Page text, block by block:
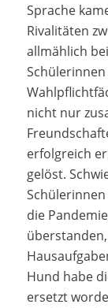
Sprache
Rivalitäten
allmählich
nicht nur
erfolgreich
gelöst.
die
Hund habe
ersetzt